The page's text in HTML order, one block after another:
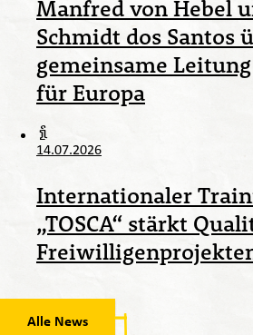
Manfred von Hebel
Schmidt dos Santos
gemeinsame Leitung
für Europa
14.07.2026
Internationaler
„TOSCA“ stärkt
Alle News